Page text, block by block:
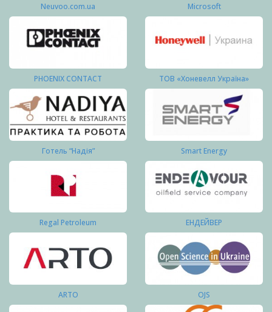
Neuvoo.com.ua Microsoft
PHOENIX CONTACT ТОВ «Хоневелл Україна»
Готель “Надія” Smart Energy
Regal Petroleum ЕНДЕЙВЕР
ARTO OJS